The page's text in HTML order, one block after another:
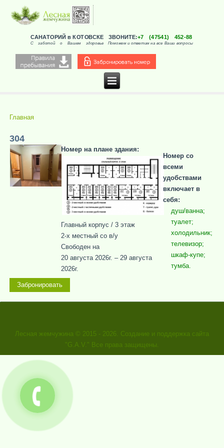
САНАТОРИЙ в КОТОВСКЕ
С заботой о Вашем здоровье
ЗВОНИТЕ:+7 (47541) 452-88
Поможем и ответим на все Ваши вопросы
Вы здесь
Главная
304
Номер на плане здания:
Главный корпус / 3 этаж
2-x местный со в/у
Свободен на
20 августа 2026г. – 29 августа
2026г.
Номер со
всеми
удобствами
включает в
себя:
душ/ванна;
туалет;
холодильник;
телевизор;
шкаф-купе;
тумба.
Забронировать
Лесная жемчужина © 2015 - 2026. Создание и поддержка сайта
"G.A.V." Все права защищены.